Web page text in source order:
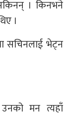
। किनभने
।
सचिनलाई भेट्न
मन त्यहाँ